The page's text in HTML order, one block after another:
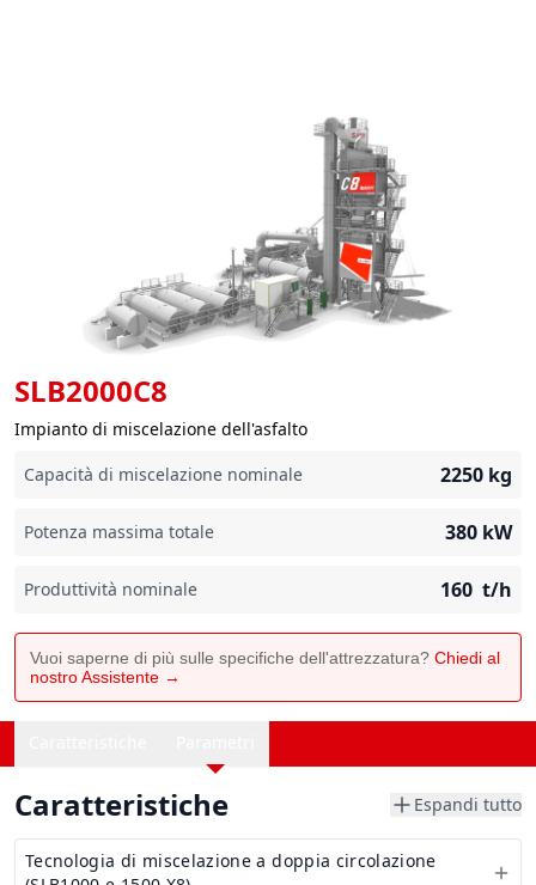
SLB2000C8
Impianto di miscelazione dell'asfalto
Capacità di miscelazione nominale
2250 kg
Potenza massima totale 380 kW
Produttività nominale 160 t/h
Vuoi saperne di più sulle specifiche dell'attrezzatura? Chiedi al
nostro Assistente →
Caratteristiche Espandi tutto
Tecnologia di miscelazione a doppia circolazione